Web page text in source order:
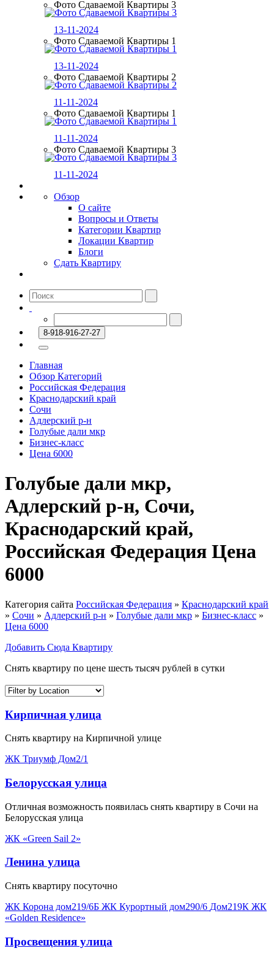
Фото Сдаваемой Квартиры 3
13-11-2024
Фото Сдаваемой Квартиры 1
13-11-2024
Фото Сдаваемой Квартиры 2
11-11-2024
Фото Сдаваемой Квартиры 1
11-11-2024
Фото Сдаваемой Квартиры 3
11-11-2024
Обзор
О сайте
Вопросы и Ответы
Категории Квартир
Локации Квартир
Блоги
Сдать Квартиру
8-918-916-27-27
Главная
Обзор Категорий
Российская Федерация
Краснодарский край
Сочи
Адлерский р-н
Голубые дали мкр
Бизнес-класс
Цена 6000
Голубые дали мкр,
Адлерский р-н, Сочи,
Краснодарский край,
Российская Федерация Цена
6000
Категория сайта Российская Федерация » Краснодарский край
» Сочи » Адлерский р-н » Голубые дали мкр » Бизнес-класс »
Цена 6000
Добавить Сюда Квартиру
Снять квартиру по цене шесть тысяч рублей в сутки
Кирпичная улица
Снять квартиру на Кирпичной улице
ЖК Триумф Дом2/1
Белорусская улица
Отличная возможность появилась снять квартиру в Сочи на
Белорусская улица
ЖК «Green Sail 2»
Ленина улица
Снять квартиру посуточно
ЖК Корона дом219/6Б ЖК Курортный дом290/6 Дом219К ЖК
«Golden Residence»
Просвещения улица